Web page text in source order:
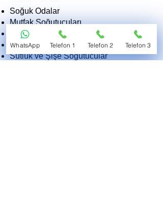
Soğuk Odalar
Mutfak Soğutucuları
Derin Dondurucular
Dondurma Makinaları
Sütlük ve Şişe Soğutucular
WhatsApp Telefon 1 Telefon 2 Telefon 3